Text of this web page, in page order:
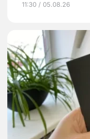
11:30 / 05.08.26